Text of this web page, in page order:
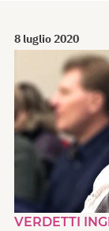
8 luglio 2020
VERDETTI